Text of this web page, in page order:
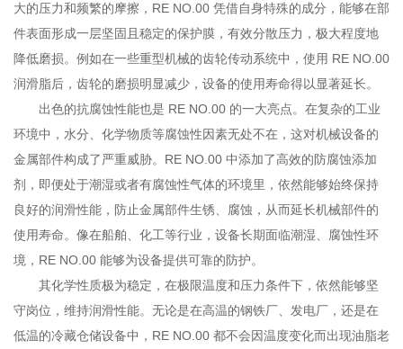
深圳市南山区前海路振业国际商务中心21楼2102
大的压力和频繁的摩擦，RE NO.00 凭借自身特殊的成分，能够在部
件表面形成一层坚固且稳定的保护膜，有效分散压力，极大程度地
降低磨损。例如在一些重型机械的齿轮传动系统中，使用 RE NO.00
润滑脂后，齿轮的磨损明显减少，设备的使用寿命得以显著延长。
出色的抗腐蚀性能也是 RE NO.00 的一大亮点。在复杂的工业
环境中，水分、化学物质等腐蚀性因素无处不在，这对机械设备的
金属部件构成了严重威胁。RE NO.00 中添加了高效的防腐蚀添加
剂，即便处于潮湿或者有腐蚀性气体的环境里，依然能够始终保持
良好的润滑性能，防止金属部件生锈、腐蚀，从而延长机械部件的
使用寿命。像在船舶、化工等行业，设备长期面临潮湿、腐蚀性环
境，RE NO.00 能够为设备提供可靠的防护。
其化学性质极为稳定，在极限温度和压力条件下，依然能够坚
守岗位，维持润滑性能。无论是在高温的钢铁厂、发电厂，还是在
低温的冷藏仓储设备中，RE NO.00 都不会因温度变化而出现油脂老